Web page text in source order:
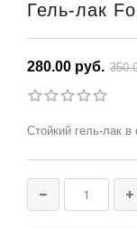
Гель-лак
280.00 руб.
Стойкий гель-лак